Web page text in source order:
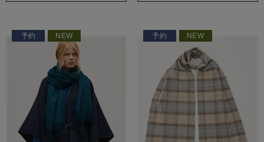
予約 NEW 予約 NEW